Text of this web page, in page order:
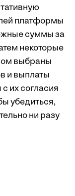
платформы
суммы за
некоторые
выбраны
и выплаты
их согласия
убедиться,
ни разу